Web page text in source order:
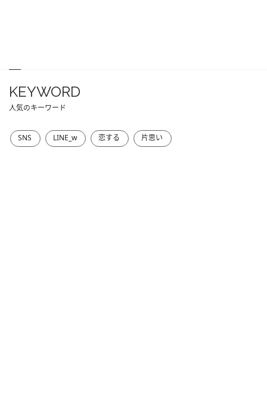
KEYWORD
人気のキーワード
SNS LINE_w 恋する 片思い